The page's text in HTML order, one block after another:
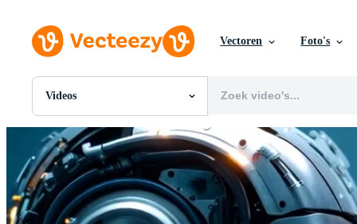
Vectoren Foto's
Videos
Alle Afbeeldingen
Foto's
PNGs
PSDs
SVGs
Sjablonen
Vectoren